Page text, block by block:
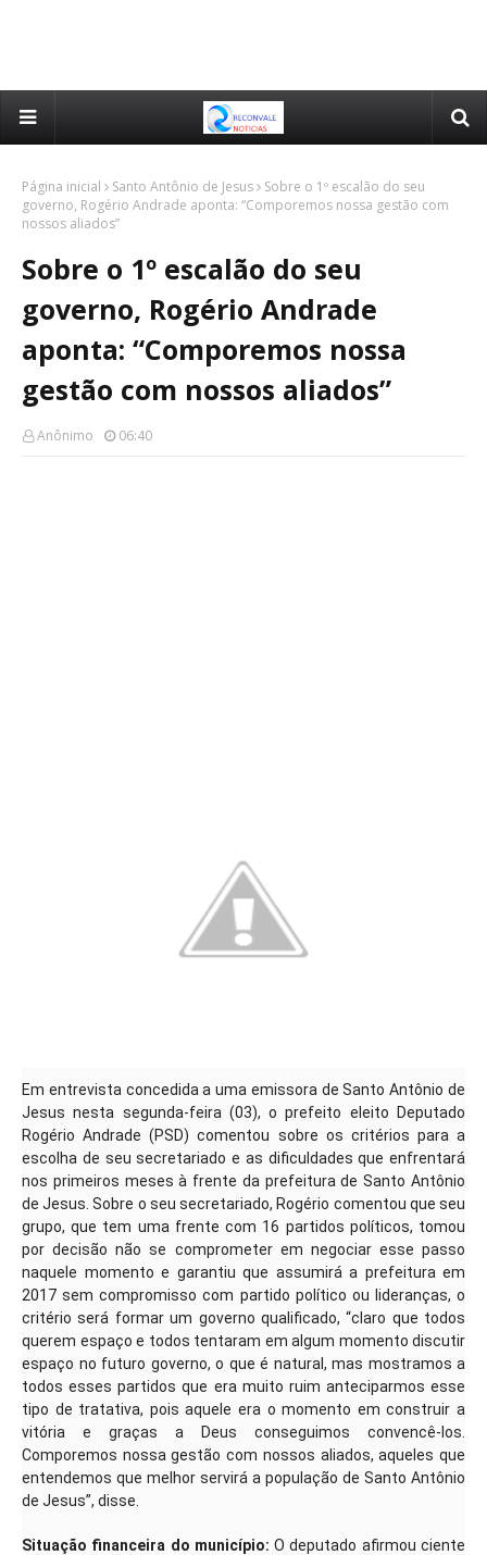
Página inicial Santo Antônio de Jesus
Sobre o 1º escalão do seu
governo, Rogério Andrade aponta: “Comporemos nossa gestão com
nossos aliados”
Sobre o 1º escalão do seu
governo, Rogério Andrade
aponta: “Comporemos nossa
gestão com nossos aliados”
Anônimo 06:40
Em entrevista concedida a uma emissora de Santo Antônio de
Jesus nesta segunda-feira (03), o prefeito eleito Deputado
Rogério Andrade (PSD) comentou sobre os critérios para a
escolha de seu secretariado e as dificuldades que enfrentará
nos primeiros meses à frente da prefeitura de Santo Antônio
de Jesus. Sobre o seu secretariado, Rogério comentou que seu
grupo, que tem uma frente com 16 partidos políticos, tomou
por decisão não se comprometer em negociar esse passo
naquele momento e garantiu que assumirá a prefeitura em
2017 sem compromisso com partido político ou lideranças, o
critério será formar um governo qualificado, “claro que todos
querem espaço e todos tentaram em algum momento discutir
espaço no futuro governo, o que é natural, mas mostramos a
todos esses partidos que era muito ruim anteciparmos esse
tipo de tratativa, pois aquele era o momento em construir a
vitória e graças a Deus conseguimos convencê-los.
Comporemos nossa gestão com nossos aliados, aqueles que
entendemos que melhor servirá a população de Santo Antônio
de Jesus”, disse.
Situação financeira do município: O deputado afirmou ciente